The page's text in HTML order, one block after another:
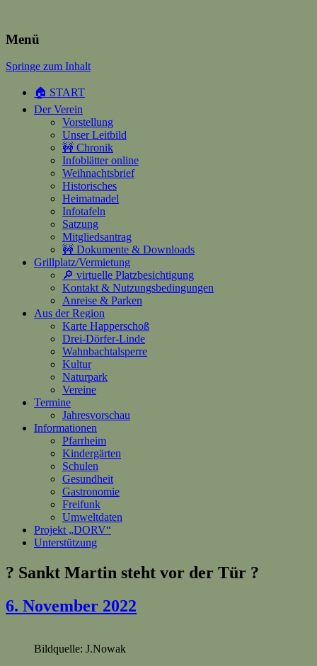
Heimatverein Happerschoss
Suchen
Menü
Springe zum Inhalt
🏠 START
Der Verein
Vorstellung
Unser Leitbild
🚧 Chronik
Infoblätter online
Weihnachtsbrief
Historisches
Heimatnadel
Infotafeln
Satzung
Mitgliedsantrag
🚧 Dokumente & Downloads
Grillplatz/Vermietung
🔎 virtuelle Platzbesichtigung
Kontakt & Nutzungsbedingungen
Anreise & Parken
Aus der Region
Karte Happerschoß
Drei-Dörfer-Linde
Wahnbachtalsperre
Kultur
Naturpark
Vereine
Termine
Jahresvorschau
Informationen
Pfarrheim
Kindergärten
Schulen
Gesundheit
Gastronomie
Freifunk
Umweltdaten
Projekt „DORV“
Unterstützung
? Sankt Martin steht vor der Tür ?
6. November 2022
Bildquelle: J.Nowak